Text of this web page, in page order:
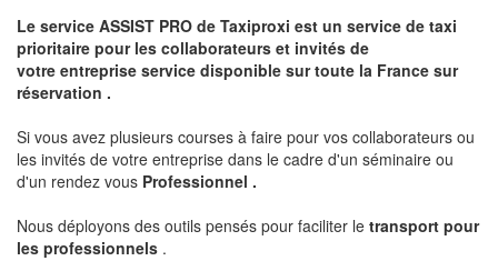
Le service ASSIST PRO de Taxiproxi est un service de taxi
prioritaire pour les collaborateurs et invités de
votre entreprise service disponible sur toute la France sur
réservation .
Si vous avez plusieurs courses à faire pour vos collaborateurs ou
les invités de votre entreprise dans le cadre d'un séminaire ou
d'un rendez vous Professionnel .
Nous déployons des outils pensés pour faciliter le transport pour
les professionnels .